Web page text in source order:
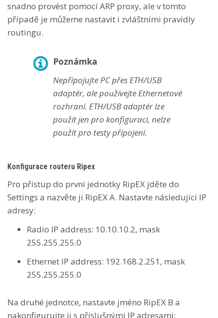
snadno provést pomocí ARP proxy, ale v tomto
případě je můžeme nastavit i zvláštními pravidly
routingu.
Poznámka
Nepřipojujte PC přes ETH/USB
adaptér, ale používejte Ethernetové
rozhraní. ETH/USB adaptér lze
použít jen pro konfiguraci, nelze
použít pro testy připojení.
Konfigurace routeru Ripex
Pro přístup do první jednotky RipEX jděte do
Settings a nazvěte ji RipEX A. Nastavte následující IP
adresy:
Radio IP address: 10.10.10.2, mask
255.255.255.0
Ethernet IP address: 192.168.2.251, mask
255.255.255.0
Na druhé jednotce, nastavte jméno RipEX B a
nakonfigurujte ji s příslušnými IP adresami: